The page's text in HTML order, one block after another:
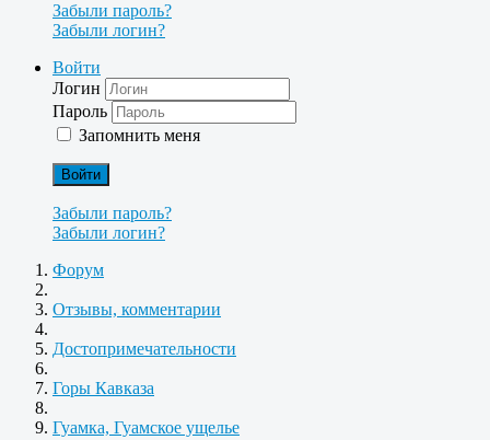
Забыли пароль?
Забыли логин?
Войти
Логин
Пароль
Запомнить меня
Войти
Забыли пароль?
Забыли логин?
Форум
Отзывы, комментарии
Достопримечательности
Горы Кавказа
Гуамка, Гуамское ущелье